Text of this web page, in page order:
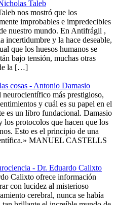
Taleb
nos mostró que los
improbables e impredecibles
nuestro mundo. En Antifrágil ,
incertidumbre y la hace deseable,
que los huesos humanos se
bajo tensión, muchas otras
la […]
cosas - Antonio Damasio
más prestigioso,
y cuál es su papel en el
es un libro fundacional. Damasio
los protocolos que hacen que los
Esto es el principio de una
MANUEL CASTELLS
- Dr. Eduardo Calixto
Calixto ofrece información
con lucidez al misterioso
cerebral, nunca se había